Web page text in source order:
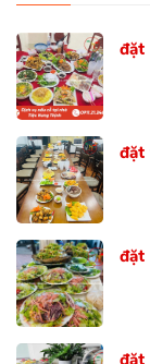
đặt
đặt
đặt
đặt